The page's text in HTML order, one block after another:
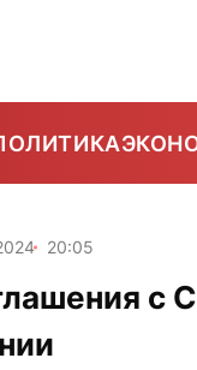
20:05
с